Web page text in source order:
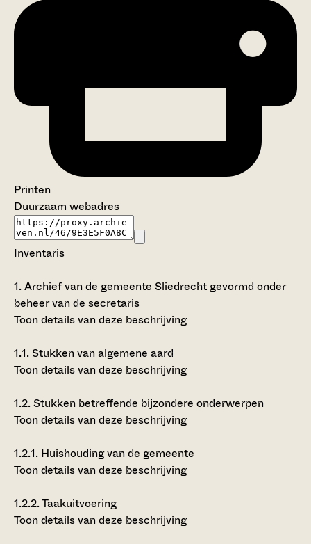
Printen
Duurzaam webadres
Inventaris
1.Archief van de gemeente Sliedrecht gevormd onder
beheer van de secretaris
Toon details van deze beschrijving
1.1.Stukken van algemene aard
Toon details van deze beschrijving
1.2.Stukken betreffende bijzondere onderwerpen
Toon details van deze beschrijving
1.2.1. Huishouding van de gemeente
Toon details van deze beschrijving
1.2.2.Taakuitvoering
Toon details van deze beschrijving